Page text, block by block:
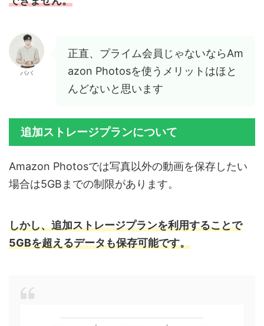
パパ
正直、プライム会員じゃないならAm
azon Photosを使うメリットはほと
んどないと思います
追加ストレージプランについて
Amazon Photosでは写真以外の動画を保存したい
場合は5GBまでの制限があります。
しかし、追加ストレージプランを利用することで
5GBを超えるデータも保存可能です。